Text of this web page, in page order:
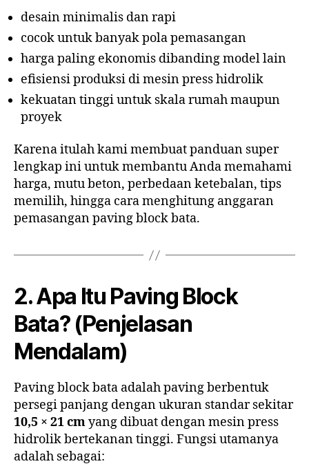
desain minimalis dan rapi
cocok untuk banyak pola pemasangan
harga paling ekonomis dibanding model lain
efisiensi produksi di mesin press hidrolik
kekuatan tinggi untuk skala rumah maupun
proyek
Karena itulah kami membuat panduan super
lengkap ini untuk membantu Anda memahami
harga, mutu beton, perbedaan ketebalan, tips
memilih, hingga cara menghitung anggaran
pemasangan paving block bata.
2. Apa Itu Paving Block
Bata? (Penjelasan
Mendalam)
Paving block bata adalah paving berbentuk
persegi panjang dengan ukuran standar sekitar
10,5 × 21 cmyang dibuat dengan mesin press
hidrolik bertekanan tinggi. Fungsi utamanya
adalah sebagai: